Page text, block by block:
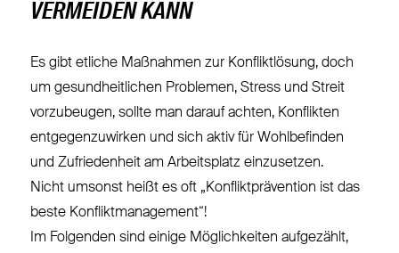
VERMEIDEN KANN
Es gibt etliche Maßnahmen zur Konfliktlösung, doch
um gesundheitlichen Problemen, Stress und Streit
vorzubeugen, sollte man darauf achten, Konflikten
entgegenzuwirken und sich aktiv für Wohlbefinden
und Zufriedenheit am Arbeitsplatz einzusetzen.
Nicht umsonst heißt es oft „Konfliktprävention ist das
beste Konfliktmanagement“!
Im Folgenden sind einige Möglichkeiten aufgezählt,